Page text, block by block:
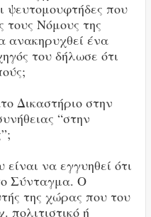
ψευτομουφτήδες που
τους Νόμους της
ανακηρυχθεί ένα
του δήλωσε ότι
Δικαστήριο στην
“στην
να εγγυηθεί ότι
Σύνταγμα. Ο
της χώρας που του
πολιτιστικό ή